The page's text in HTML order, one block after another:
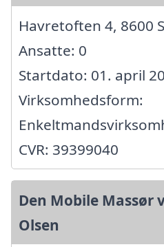
Havretoften 4, 8600
Ansatte: 0
Startdato: 01. april
Virksomhedsform:
CVR: 39399040
Den Mobile Massør
Olsen